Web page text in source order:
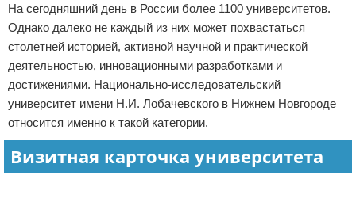
Отказ от ответственности
На сегодняшний день в России более 1100 университетов.
Однако далеко не каждый из них может похвастаться
столетней историей, активной научной и практической
деятельностью, инновационными разработками и
достижениями. Национально-исследовательский
университет имени Н.И. Лобачевского в Нижнем Новгороде
относится именно к такой категории.
Визитная карточка университета